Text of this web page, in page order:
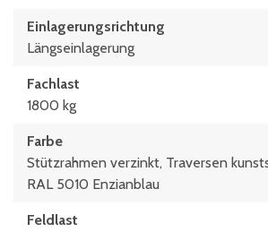
Einlagerungsrichtung
Längseinlagerung
Fachlast
1800 kg
Farbe
Stützrahmen verzinkt, Traversen
RAL 5010 Enzianblau
Feldlast